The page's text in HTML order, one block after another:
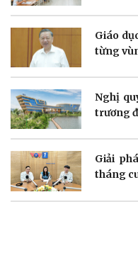
Doanh nghiệp 24h
Doanh nhân
Vì cộng đồng
Sức khỏe
Dinh dưỡng - món ngon
Cây thuốc
Sản phụ khoa
Giáo
từng
Nghị
trương
Giải
tháng